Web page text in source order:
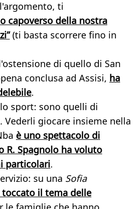
ti
capoverso della nostra
(ti basta scorrere fino in
di quello di San
conclusa ad Assisi, ha
.
sport: sono quelli di
Vederli giocare insieme nella
è uno spettacolo di
R. Spagnolo ha voluto
particolari.
su una Sofia
il tema delle